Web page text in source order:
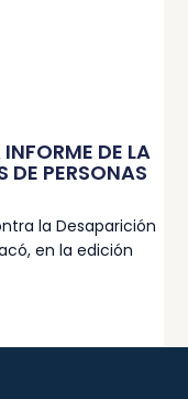
DE LA
DE PERSONAS
la Desaparición
en la edición